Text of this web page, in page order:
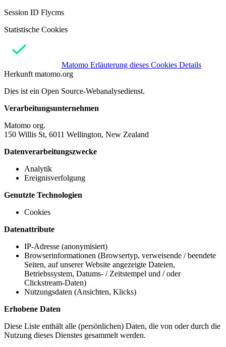
Session ID Flycms
Statistische Cookies
Matomo Erläuterung dieses Cookies Details
Herkunft matomo.org
Dies ist ein Open Source-Webanalysedienst.
Verarbeitungsunternehmen
Matomo org.
150 Willis St, 6011 Wellington, New Zealand
Datenverarbeitungszwecke
Analytik
Ereignisverfolgung
Genutzte Technologien
Cookies
Datenattribute
IP-Adresse (anonymisiert)
Browserinformationen (Browsertyp, verweisende / beendete
Seiten, auf unserer Website angezeigte Dateien,
Betriebssystem, Datums- / Zeitstempel und / oder
Clickstream-Daten)
Nutzungsdaten (Ansichten, Klicks)
Erhobene Daten
Diese Liste enthält alle (persönlichen) Daten, die von oder durch die
Nutzung dieses Dienstes gesammelt werden.